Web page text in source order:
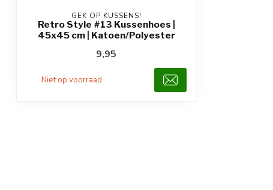
GEK OP KUSSENS!
Retro Style #13 Kussenhoes |
45x45 cm | Katoen/Polyester
9,95
Niet op voorraad